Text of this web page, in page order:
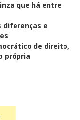
como candidato
têm até terça
que há entre
diferenças e
de direito,
própria